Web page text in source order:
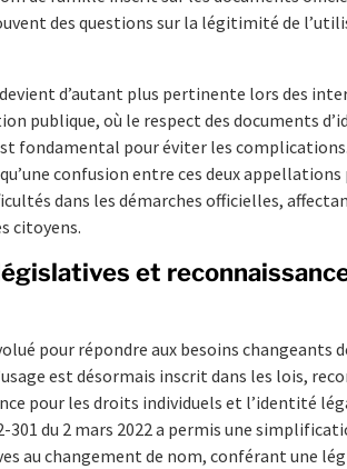
des questions sur la légitimité de
d’autant plus pertinente lors des
publique, où le respect des documents
fondamental pour éviter les
confusion entre ces deux appellations
dans les démarches officielles,
citoyens.
et
pour répondre aux besoins changeants
est désormais inscrit dans les lois,
pour les droits individuels et l’identité
301 du 2 mars 2022 a permis une
au changement de nom, conférant une